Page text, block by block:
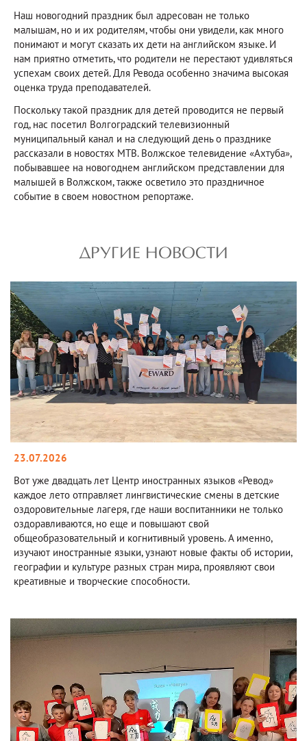
Наш новогодний праздник был адресован не только
малышам, но и их родителям, чтобы они увидели, как много
понимают и могут сказать их дети на английском языке. И
нам приятно отметить, что родители не перестают удивляться
успехам своих детей. Для Ревода особенно значима высокая
оценка труда преподавателей.
Поскольку такой праздник для детей проводится не первый
год, нас посетил Волгоградский телевизионный
муниципальный канал и на следующий день о празднике
рассказали в новостях МТВ. Волжское телевидение «Ахтуба»,
побывавшее на новогоднем английском представлении для
малышей в Волжском, также осветило это праздничное
событие в своем новостном репортаже.
ДРУГИЕ НОВОСТИ
23.07.2026
Вот уже двадцать лет Центр иностранных языков «Ревод»
каждое лето отправляет лингвистические смены в детские
оздоровительные лагеря, где наши воспитанники не только
оздоравливаются, но еще и повышают свой
общеобразовательный и когнитивный уровень. А именно,
изучают иностранные языки, узнают новые факты об истории,
географии и культуре разных стран мира, проявляют свои
креативные и творческие способности.